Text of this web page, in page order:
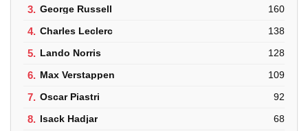
3. George Russell 160
4. Charles Leclerc 138
5. Lando Norris 128
6. Max Verstappen 109
7. Oscar Piastri 92
8. Isack Hadjar 68